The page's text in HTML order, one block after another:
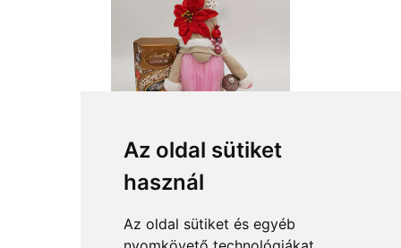
Az oldal sütiket
használ
Az oldal sütiket és egyéb
Karácsonyi manócska
15 040 Ft-tól